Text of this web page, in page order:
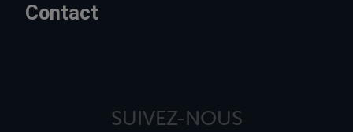
Contact
SUIVEZ-NOUS